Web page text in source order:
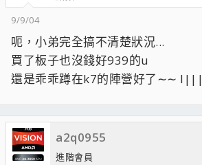
9/9/04
呃，小弟完全搞不清楚狀況...
買了板子也沒錢好939的u
還是乖乖蹲在k7的陣營好了∼∼ l|||
a2q0955
進階會員